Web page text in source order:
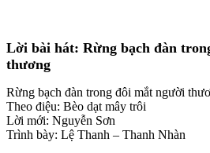
Lời bài hát: Rừng bạch đàn
thương
Rừng bạch đàn trong đôi mắt người
Theo điệu: Bèo dạt mây trôi
Lời mới: Nguyễn Sơn
Trình bày: Lệ Thanh – Thanh Nhàn